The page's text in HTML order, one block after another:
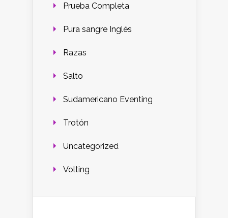
Prueba Completa
Pura sangre Inglés
Razas
Salto
Sudamericano Eventing
Trotón
Uncategorized
Volting